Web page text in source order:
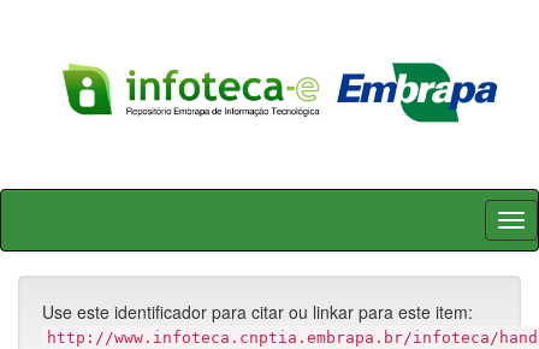
Skip
Use este identificador para citar ou linkar para este item:
http://www.infoteca.cnptia.embrapa.br/infoteca/